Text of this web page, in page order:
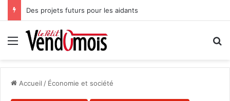
Des projets futurs pour les aidants
Menu
Accueil / Économie et société